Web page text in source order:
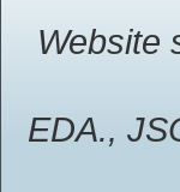
Website
EDA.,